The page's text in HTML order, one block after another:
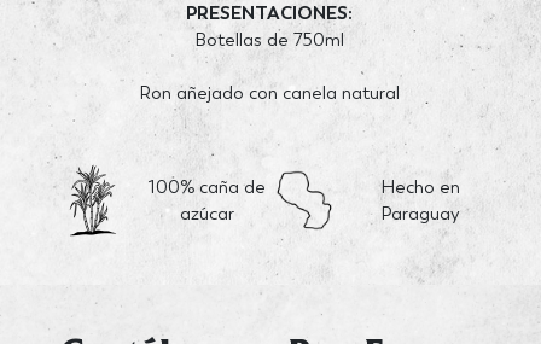
PRESENTACIONES:
Botellas de 750ml
Ron añejado con canela natural
100% caña de
azúcar
Hecho en
Paraguay